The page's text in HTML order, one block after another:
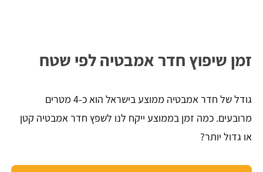
זמן שיפוץ חדר אמבטיה לפי שטח
גודל של חדר אמבטיה ממוצע בישראל הוא כ-4 מטרים
מרובעים. כמה זמן בממוצע ייקח לנו לשפץ חדר אמבטיה קטן
או גדול יותר?